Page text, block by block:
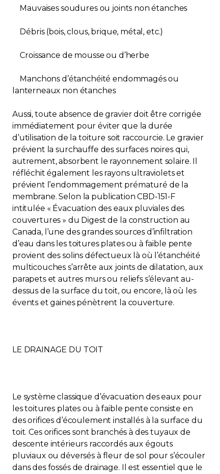
Mauvaises soudures ou joints non étanches
Débris (bois, clous, brique, métal, etc.)
Croissance de mousse ou d’herbe
Manchons d’étanchéité endommagés ou
lanterneaux non étanches
Aussi, toute absence de gravier doit être corrigée
immédiatement pour éviter que la durée
d’utilisation de la toiture soit raccourcie. Le gravier
prévient la surchauffe des surfaces noires qui,
autrement, absorbent le rayonnement solaire. Il
réfléchit également les rayons ultraviolets et
prévient l’endommagement prématuré de la
membrane. Selon la publication CBD-151-F
intitulée « Évacuation des eaux pluviales des
couvertures » du Digest de la construction au
Canada, l’une des grandes sources d’infiltration
d’eau dans les toitures plates ou à faible pente
provient des solins défectueux là où l’étanchéité
multicouches s’arrête aux joints de dilatation, aux
parapets et autres murs ou reliefs s’élevant au-
dessus de la surface du toit, ou encore, là où les
évents et gaines pénètrent la couverture.
LE DRAINAGE DU TOIT
Le système classique d’évacuation des eaux pour
les toitures plates ou à faible pente consiste en
des orifices d’écoulement installés à la surface du
toit. Ces orifices sont branchés à des tuyaux de
descente intérieurs raccordés aux égouts
pluviaux ou déversés à fleur de sol pour s’écouler
dans des fossés de drainage. Il est essentiel que le